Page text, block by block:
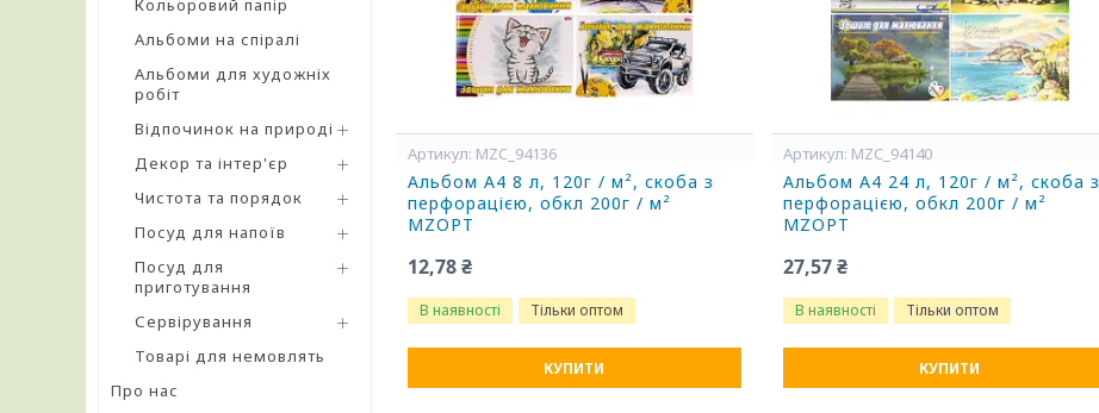
Кольоровий папір
Альбоми на спіралі
Альбоми для художніх
робіт
Відпочинок на природі
Декор та інтер'єр
Чистота та порядок
Посуд для напоїв
Посуд для
приготування
Сервірування
Товарі для немовлять
Про нас
MZC_94136
Альбом А4 8 л, 120г / м², скоба з
перфорацією, обкл 200г / м²
MZOPT
12,78 ₴
В наявності Тільки оптом
КУПИТИ
MZC_94140
Альбом А4 24 л, 120г / м², скоба з
перфорацією, обкл 200г / м²
MZOPT
27,57 ₴
В наявності Тільки оптом
КУПИТИ